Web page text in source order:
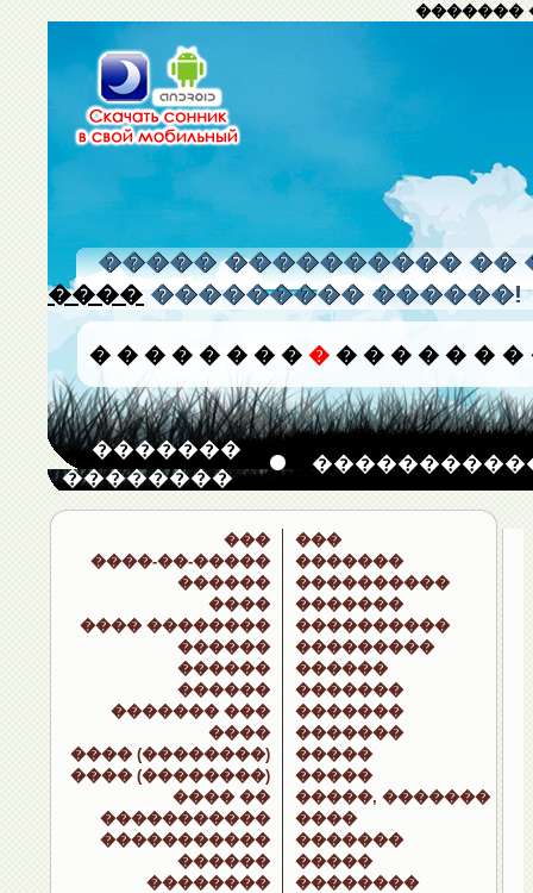
�������
����� ���������� ��
���� ��������� ������!
� � � � � � � � � � � � � � � �
�������
��������
���
����-��-�����
������
����
���� ��������
������
������
������
������� ���
����
���� (��������)
���� (��������)
���� ��
�����������
�����������
������
��������
���
�������
����������
�������
����������
���������
������
�������
�������
�������
�����
�����
�����, �������
����
�������
�����
��������